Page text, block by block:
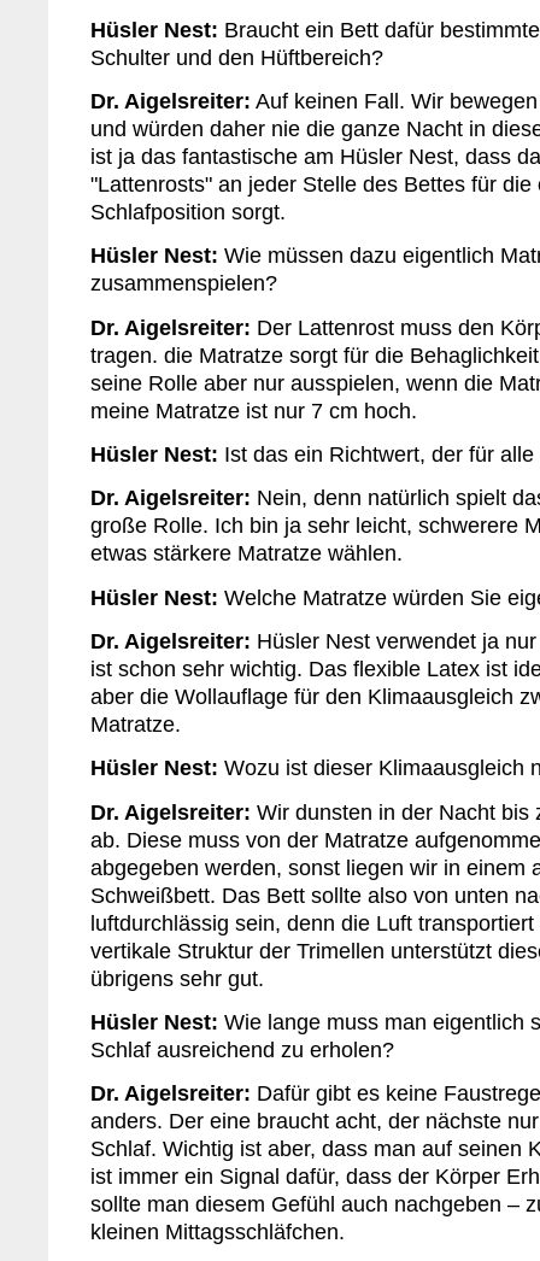
Hüsler Nest: Braucht ein Bett dafür
Schulter und den Hüftbereich?
Dr. Aigelsreiter: Auf keinen Fall. Wir
und würden daher nie die ganze Nacht in
ist ja das fantastische am Hüsler Nest, dass
"Lattenrosts" an jeder Stelle des Bettes für die
Schlafposition sorgt.
Hüsler Nest: Wie müssen dazu eigentlich
zusammenspielen?
Dr. Aigelsreiter: Der Lattenrost muss den
tragen. die Matratze sorgt für die
seine Rolle aber nur ausspielen, wenn die
meine Matratze ist nur 7 cm hoch.
Hüsler Nest: Ist das ein Richtwert, der für alle
Dr. Aigelsreiter: Nein, denn natürlich spielt
große Rolle. Ich bin ja sehr leicht, schwerere
etwas stärkere Matratze wählen.
Hüsler Nest: Welche Matratze würden Sie
Dr. Aigelsreiter: Hüsler Nest verwendet ja
ist schon sehr wichtig. Das flexible Latex ist
aber die Wollauflage für den Klimaausgleich
Matratze.
Hüsler Nest: Wozu ist dieser Klimaausgleich
Dr. Aigelsreiter: Wir dunsten in der Nacht bis
ab. Diese muss von der Matratze
abgegeben werden, sonst liegen wir in einem
Schweißbett. Das Bett sollte also von unten
luftdurchlässig sein, denn die Luft
vertikale Struktur der Trimellen unterstützt
übrigens sehr gut.
Hüsler Nest: Wie lange muss man eigentlich
Schlaf ausreichend zu erholen?
Dr. Aigelsreiter: Dafür gibt es keine
anders. Der eine braucht acht, der nächste
Schlaf. Wichtig ist aber, dass man auf seinen
ist immer ein Signal dafür, dass der Körper
sollte man diesem Gefühl auch nachgeben –
kleinen Mittagsschläfchen.